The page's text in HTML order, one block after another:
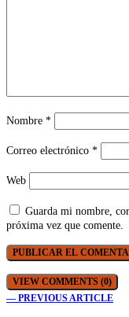
Nombre *
Correo electrónico *
Web
Guarda mi nombre,
próxima vez que comente.
VIEW COMMENTS (0)
— PREVIOUS ARTICLE